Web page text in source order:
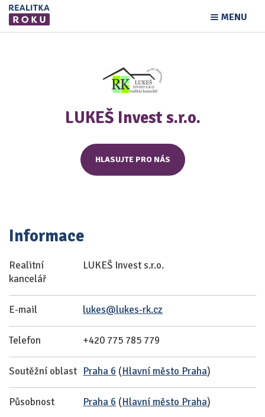
MENU
LUKEŠ Invest s.r.o.
HLASUJTE PRO NÁS
Informace
Realitní
kancelář
LUKEŠ Invest s.r.o.
E-mail lukes@lukes-rk.cz
Telefon +420 775 785 779
Soutěžní oblast Praha 6 (Hlavní město Praha)
Působnost Praha 6 (Hlavní město Praha)